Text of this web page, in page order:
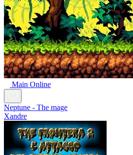
Main Online
Neptune - The mage
Xandre